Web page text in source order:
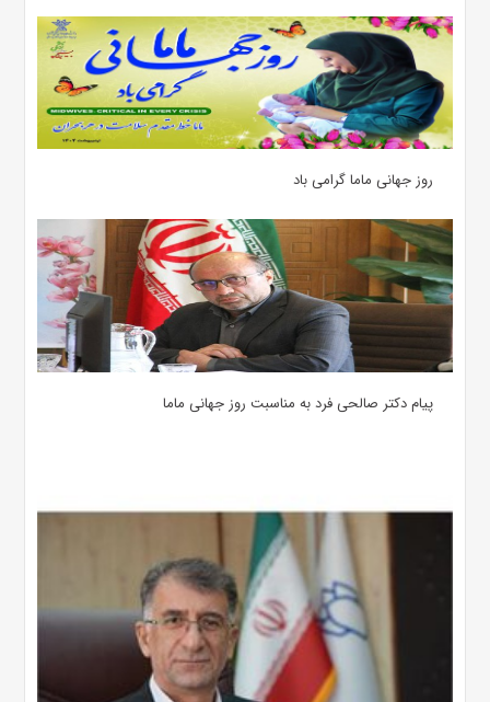
روز جهانی ماما گرامی باد
پیام دکتر صالحی فرد به مناسبت روز جهانی ماما